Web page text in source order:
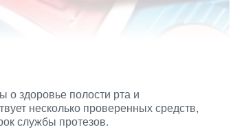
здоровье полости рта и
несколько проверенных средств,
службы протезов.